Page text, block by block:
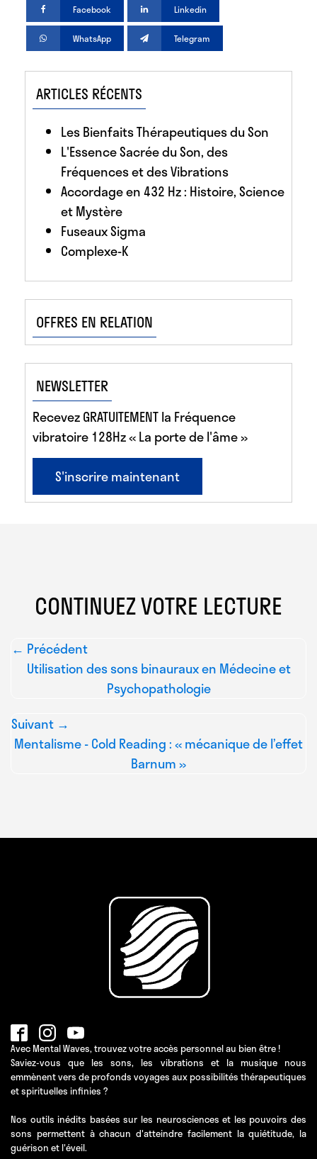
Facebook Linkedin
WhatsApp Telegram
ARTICLES RÉCENTS
Les Bienfaits Thérapeutiques du Son
L'Essence Sacrée du Son, des
Fréquences et des Vibrations
Accordage en 432 Hz : Histoire, Science
et Mystère
Fuseaux Sigma
Complexe-K
OFFRES EN RELATION
NEWSLETTER
Recevez GRATUITEMENT la Fréquence
vibratoire 128Hz « La porte de l'âme »
S'inscrire maintenant
CONTINUEZ VOTRE LECTURE
← Précédent
Utilisation des sons binauraux en Médecine et
Psychopathologie
Suivant →
Mentalisme - Cold Reading : « mécanique de l’effet
Barnum »
Avec Mental Waves, trouvez votre accès personnel au bien être !
Saviez-vous que les sons, les vibrations et la musique nous
emmènent vers de profonds voyages aux possibilités thérapeutiques
et spirituelles infinies ?
Nos outils inédits basées sur les neurosciences et les pouvoirs des
sons permettent à chacun d'atteindre facilement la quiétitude, la
guérison et l'éveil.